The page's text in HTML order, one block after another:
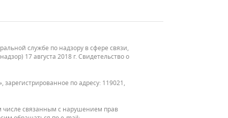
службе по надзору в сфере связи,
17 августа 2018 г. Свидетельство о
по адресу: 119021,
связанным с нарушением прав